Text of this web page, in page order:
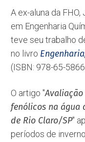
A ex-aluna da
em Engenharia
teve seu trabalho
no livro
(ISBN: 978-65-
O artigo ''
fenólicos na água
de Rio Claro/SP''
períodos de